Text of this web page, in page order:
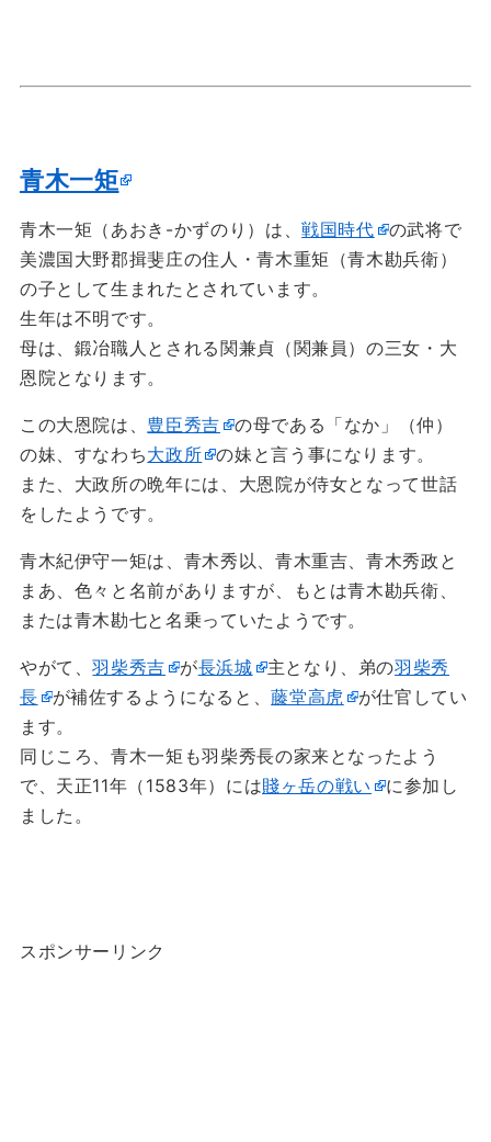
青木一矩
青木一矩（あおき-かずのり）は、戦国時代
の武将で
美濃国大野郡揖斐庄の住人・青木重矩（青木勘兵衛）
の子として生まれたとされています。
生年は不明です。
母は、鍛冶職人とされる関兼貞（関兼員）の三女・大
恩院となります。
この大恩院は、 豊臣秀吉
の母である「なか」（仲）
の妹、すなわち大政所
の妹と言う事になります。
また、大政所の晩年には、大恩院が侍女となって世話
をしたようです。
青木紀伊守一矩は、青木秀以、青木重吉、青木秀政と
まあ、色々と名前がありますが、もとは青木勘兵衛、
または青木勘七と名乗っていたようです。
やがて、羽柴秀吉 が長浜城 主となり、弟の羽柴秀
長
が補佐するようになると、藤堂高虎
が仕官してい
ます。
同じころ、青木一矩も羽柴秀長の家来となったよう
で、天正11年（1583年）には賤ヶ岳の戦い
に参加し
ました。
スポンサーリンク